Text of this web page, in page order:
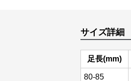
サイズ詳細
足長(mm)
80-85